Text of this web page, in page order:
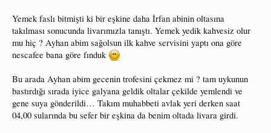
Yemek faslı bitmişti ki bir eşkine daha İrfan abinin oltasına
takılması sonucunda livarımızla tanıştı. Yemek yedik kahvesiz olur
mu hiç ? Ayhan abim sağolsun ilk kahve servisini yaptı ona göre
nescafee bana göre fınduk
Bu arada Ayhan abim gecenin trofesini çekmez mi ? tam uykunun
bastırdığı sırada iyice galyana geldik oltalar çekilde yemlendi ve
gene suya gönderildi… Takım muhabbeti avlak yeri derken saat
04,00 sularında bu sefer bir eşkina da benim oltada livara girdi.